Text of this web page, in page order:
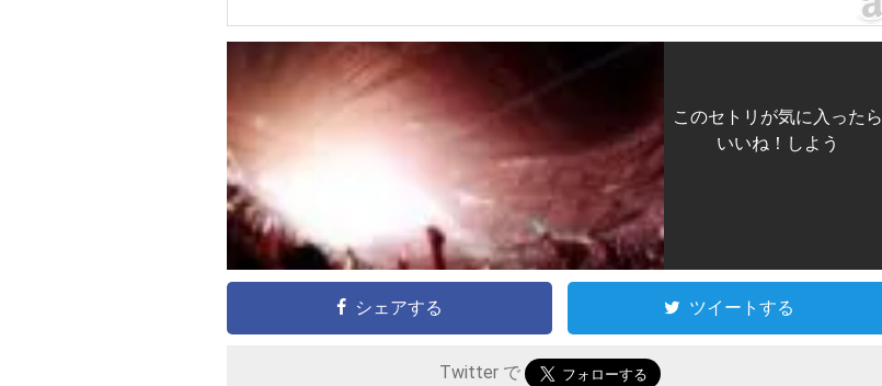
このセトリが気に入ったら
いいね！しよう
シェアする ツイートする
Twitter で